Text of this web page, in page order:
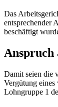
Das
entsprechender
beschäftigt
Anspruch
Damit seien die
Vergütung
Lohngruppe 1